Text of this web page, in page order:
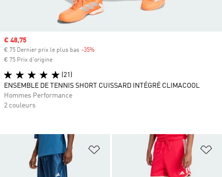
Ajouter à la Liste de produits
Prix soldé
€ 48,75
€ 75 Dernier prix le plus bas -35%
€ 75 Prix d'origine
(21)
ENSEMBLE DE TENNIS SHORT CUISSARD INTÉGRÉ CLIMACOOL
Hommes Performance
2 couleurs